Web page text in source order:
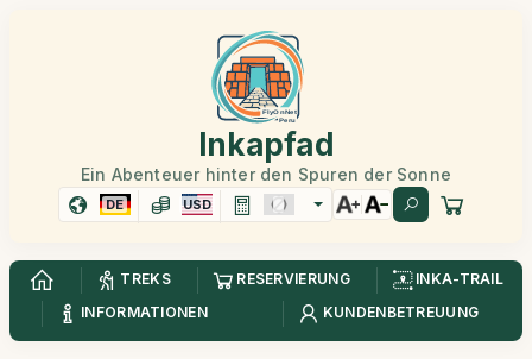
Inkapfad
Ein Abenteuer hinter den Spuren der Sonne
DE USD
TREKS RESERVIERUNG
INKA-TRAIL
INFORMATIONEN
KUNDENBETREUUNG